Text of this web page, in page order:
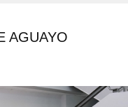
AGUAYO